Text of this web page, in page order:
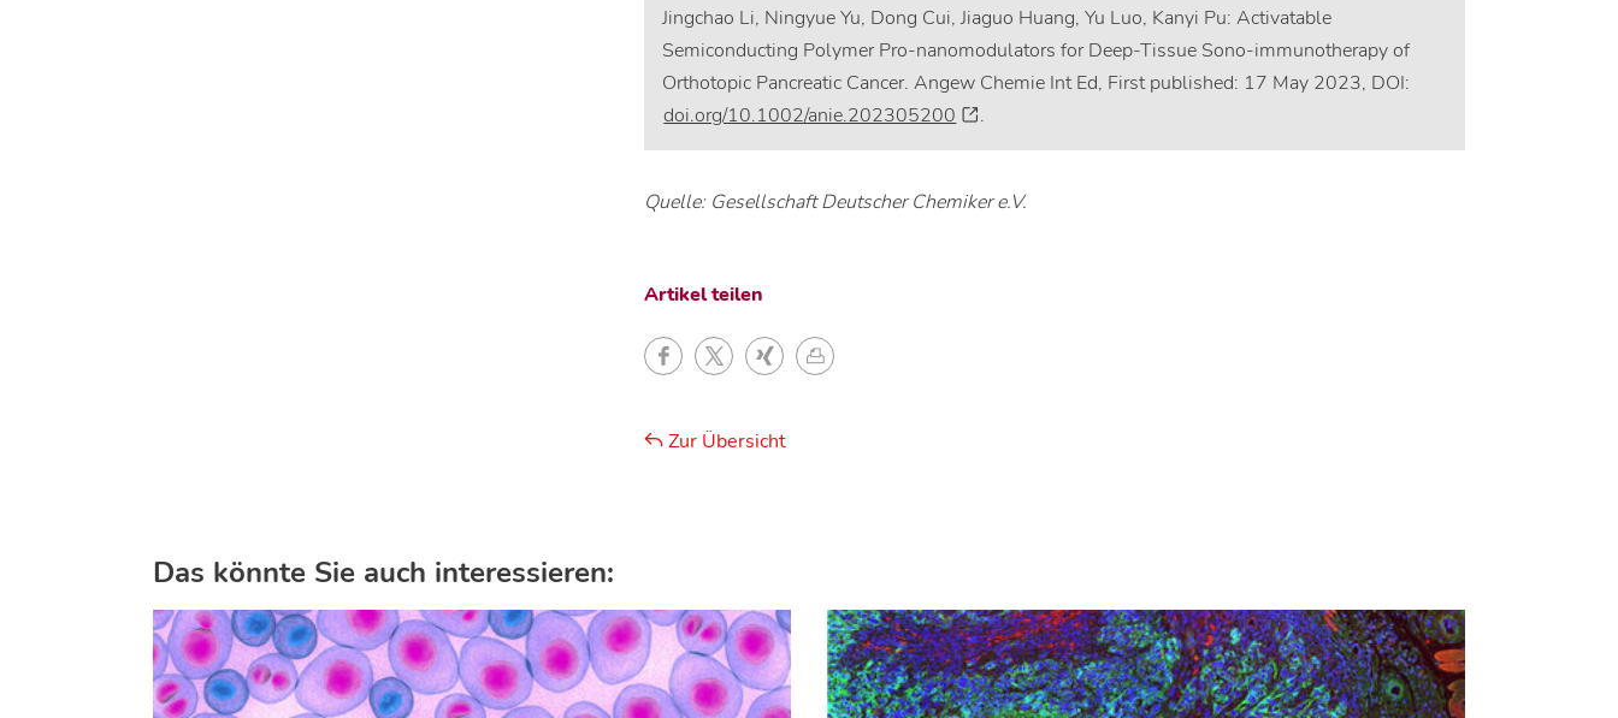
Jingchao Li, Ningyue Yu, Dong Cui, Jiaguo Huang, Yu Luo, Kanyi Pu: Activatable
Semiconducting Polymer Pro-nanomodulators for Deep-Tissue Sono-immunotherapy of
Orthotopic Pancreatic Cancer. Angew Chemie Int Ed, First published: 17 May 2023, DOI:
doi.org/10.1002/anie.202305200
.
Quelle: Gesellschaft Deutscher Chemiker e.V.
Artikel teilen
Zur Übersicht
Das könnte Sie auch interessieren: